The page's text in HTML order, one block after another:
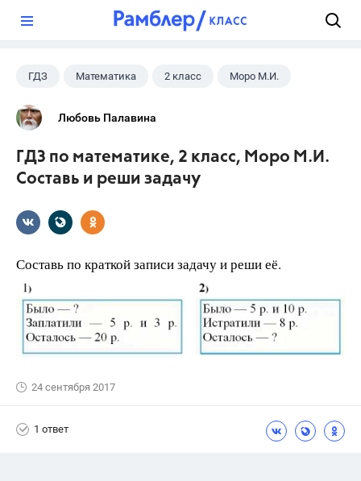
ГДЗ Математика 2 класс Моро М.И.
Любовь Палавина
ГДЗ по математике, 2 класс, Моро М.И.
Составь и реши задачу
Составь по краткой записи задачу и реши её.
24 сентября 2017
1 ответ